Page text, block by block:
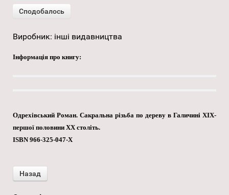
Виробник: інші видавництва
Інформація про книгу:
Одрехівський Роман. Сакральна різьба по дереву в Галичині ХІХ-
першої половини XX століть.
ISBN 966-325-047-X